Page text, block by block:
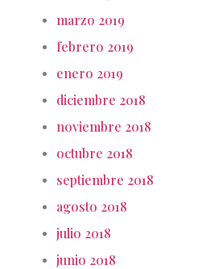
marzo 2019
febrero 2019
enero 2019
diciembre 2018
noviembre 2018
octubre 2018
septiembre 2018
agosto 2018
julio 2018
junio 2018